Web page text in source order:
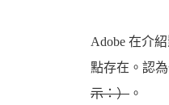
Adobe 在介
點存在。認
示：） 。